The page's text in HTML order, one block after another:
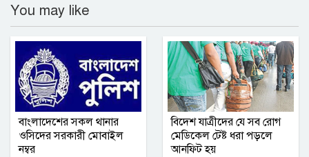
You may like
বাংলাদেশের সকল থানার
ওসিদের সরকারী মোবাইল
নম্বর
বিদেশ যাত্রীদের যে সব রোগ
মেডিকেল টেষ্ট ধরা পড়লে
আনফিট হয়